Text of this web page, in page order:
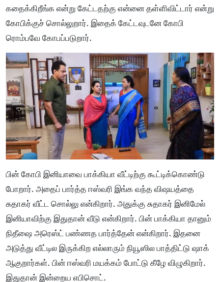
கதைக்கிறீங்க என்று கேட்டதற்கு என்னை தள்ளிவிட்டார் என்று
கோபிக்குச் சொல்லுறார். இதைக் கேட்டவுடனே கோபி
ரொம்பவே கோபப்படுறார்.
பின் கோபி இனியாவை பாக்கியா வீட்டிற்கு கூட்டிக்கொண்டு
போறார். அதைப் பார்த்த ஈஸ்வரி இங்க வந்த விஷயத்தை
சுதாகர் வீட்ட சொல்லு என்கிறார். அதுக்கு சுதாகர் இனிமேல்
இனியாவிற்கு இதுதான் வீடு என்கிறார். பின் பாக்கியா தானும்
நிதீஷை அரெஸ்ட் பண்ணத பார்த்தேன் என்கிறார். இதனை
அடுத்து வீட்டில இருக்கிற எல்லாரும் நியூஸில பாத்திட்டு ஷாக்
ஆகுறார்கள். பின் ஈஸ்வரி மயக்கம் போட்டு கீழே விழுகிறார்.
இதுதான் இன்றைய எபிசொட்.